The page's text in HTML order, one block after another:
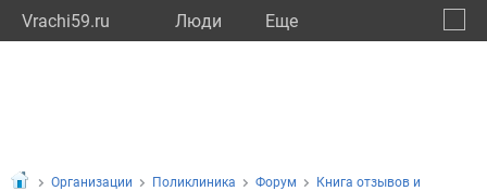
Vrachi59.ru Люди Eще
Организации Поликлиника Форум
Книга отзывов и